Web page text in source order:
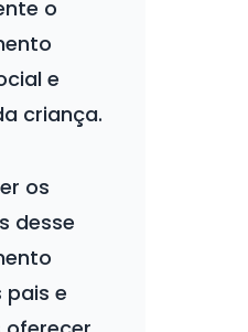
o
e
criança.
os
desse
pais e